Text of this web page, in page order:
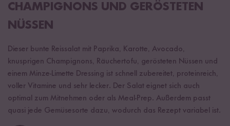
CHAMPIGNONS UND GERÖSTETEN
NÜSSEN
Dieser bunte Reissalat mit Paprika, Karotte, Avocado,
knusprigen Champignons, Räuchertofu, gerösteten Nüssen und
einem Minze-Limette Dressing ist schnell zubereitet, proteinreich,
voller Vitamine und sehr lecker. Der Salat eignet sich auch
optimal zum Mitnehmen oder als Meal-Prep. Außerdem passt
quasi jede Gemüsesorte dazu, wodurch das Rezept variabel ist.